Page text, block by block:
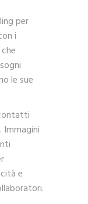
per
i
le sue
Immagini
e